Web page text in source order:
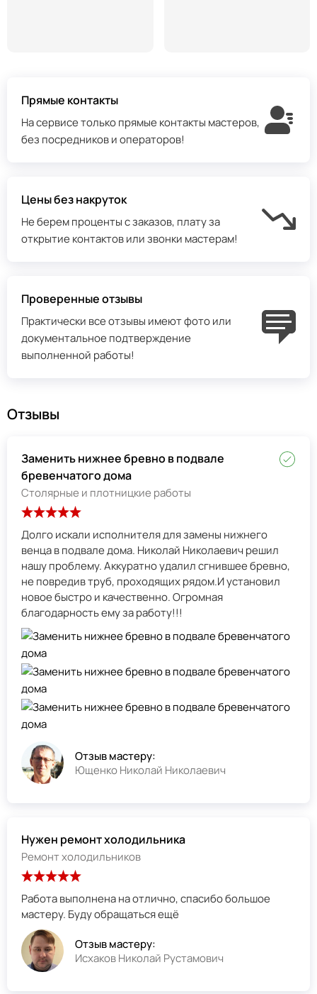
Прямые контакты
На сервисе только прямые контакты мастеров,
без посредников и операторов!
Цены без накруток
Не берем проценты с заказов, плату за
открытие контактов или звонки мастерам!
Проверенные отзывы
Практически все отзывы имеют фото или
документальное подтверждение
выполненной работы!
Отзывы
Заменить нижнее бревно в подвале
бревенчатого дома
Столярные и плотницкие работы
Долго искали исполнителя для замены нижнего
венца в подвале дома. Николай Николаевич решил
нашу проблему. Аккуратно удалил сгнившее бревно,
не повредив труб, проходящих рядом.И установил
новое быстро и качественно. Огромная
благодарность ему за работу!!!
Отзыв мастеру:
Ющенко Николай Николаевич
Нужен ремонт холодильника
Ремонт холодильников
Работа выполнена на отлично, спасибо большое
мастеру. Буду обращаться ещё
Отзыв мастеру:
Исхаков Николай Рустамович